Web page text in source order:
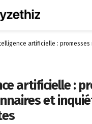
artificielle :
artificielle :
et